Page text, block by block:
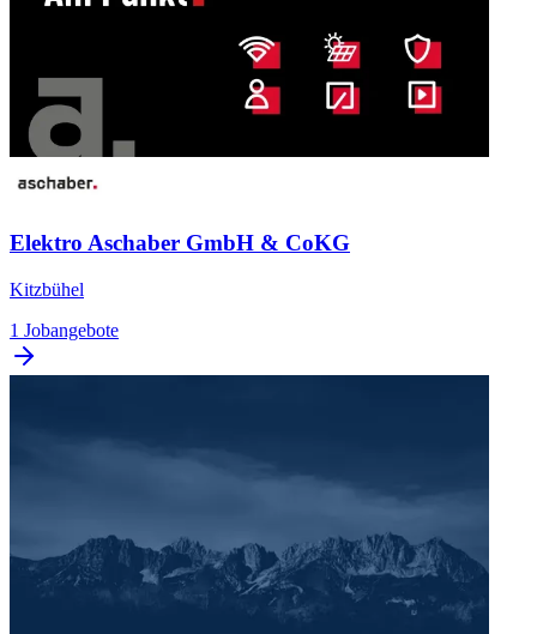
Elektro Aschaber GmbH & CoKG
Kitzbühel
1 Jobangebote